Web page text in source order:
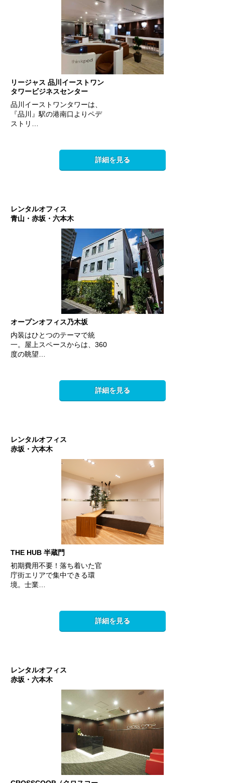
リージャス 品川イーストワン
タワービジネスセンター
品川イーストワンタワーは、
『品川』駅の港南口よりペデ
ストリ…
詳細を見る
レンタルオフィス
青山・赤坂・六本木
オープンオフィス乃木坂
内装はひとつのテーマで統
一。屋上スペースからは、360
度の眺望…
詳細を見る
レンタルオフィス
赤坂・六本木
THE HUB 半蔵門
初期費用不要！落ち着いた官
庁街エリアで集中できる環
境。士業…
詳細を見る
レンタルオフィス
赤坂・六本木